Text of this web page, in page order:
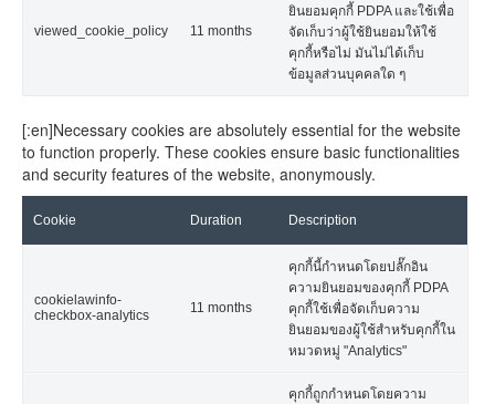
viewed_cookie_policy 11 months
ยินยอมคุกกี้ PDPA และใช้เพื่อ
จัดเก็บว่าผู้ใช้ยินยอมให้ใช้
คุกกี้หรือไม่ มันไม่ได้เก็บ
ข้อมูลส่วนบุคคลใด ๆ
[:en]Necessary cookies are absolutely essential for the website
to function properly. These cookies ensure basic functionalities
and security features of the website, anonymously.
Cookie Duration Description
cookielawinfo-
checkbox-analytics
11 months
คุกกี้นี้กำหนดโดยปลั๊กอิน
ความยินยอมของคุกกี้ PDPA
คุกกี้ใช้เพื่อจัดเก็บความ
ยินยอมของผู้ใช้สำหรับคุกกี้ใน
หมวดหมู่ "Analytics"
คุกกี้ถูกกำหนดโดยความ